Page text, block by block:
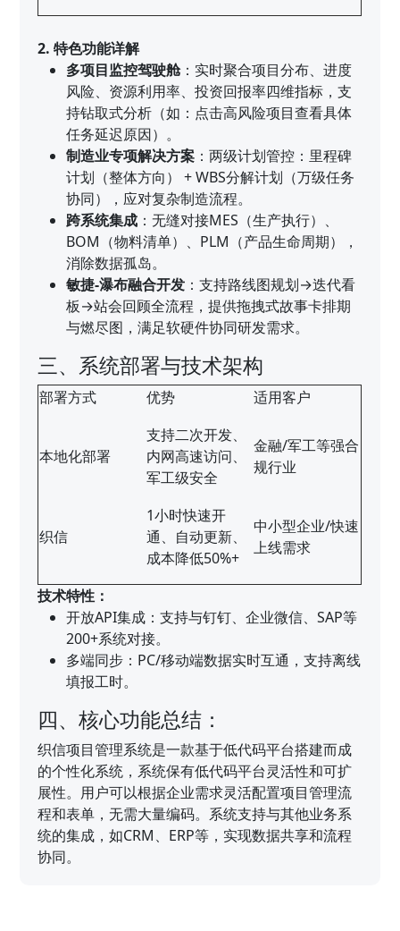
2. 特色功能详解
多项目监控驾驶舱：实时聚合项目分布、进度
风险、资源利用率、投资回报率四维指标，支
持钻取式分析（如：点击高风险项目查看具体
任务延迟原因）。
制造业专项解决方案 ：两级计划管控：里程碑
计划（整体方向） + WBS分解计划（万级任务
协同），应对复杂制造流程。
跨系统集成 ：无缝对接MES（生产执行）、
BOM（物料清单）、PLM（产品生命周期），
消除数据孤岛。
敏捷-瀑布融合开发 ：支持路线图规划→迭代看
板→站会回顾全流程，提供拖拽式故事卡排期
与燃尽图，满足软硬件协同研发需求。
三、系统部署与技术架构
部署方式 优势 适用客户
本地化部署
支持二次开发、
内网高速访问、
军工级安全
金融/军工等强合
规行业
织信
1小时快速开
通、自动更新、
成本降低50%+
中小型企业/快速
上线需求
技术特性：
开放API集成：支持与钉钉、企业微信、SAP等
200+系统对接。
多端同步：PC/移动端数据实时互通，支持离线
填报工时。
四、核心功能总结：
织信项目管理系统是一款基于低代码平台搭建而成
的个性化系统，系统保有低代码平台灵活性和可扩
展性。用户可以根据企业需求灵活配置项目管理流
程和表单，无需大量编码。系统支持与其他业务系
统的集成，如CRM、ERP等，实现数据共享和流程
协同。